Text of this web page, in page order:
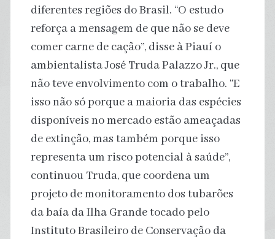
diferentes regiões do Brasil. “O estudo
reforça a mensagem de que não se deve
comer carne de cação”, disse à Piauí o
ambientalista José Truda Palazzo Jr., que
não teve envolvimento com o trabalho. “E
isso não só porque a maioria das espécies
disponíveis no mercado estão ameaçadas
de extinção, mas também porque isso
representa um risco potencial à saúde”,
continuou Truda, que coordena um
projeto de monitoramento dos tubarões
da baía da Ilha Grande tocado pelo
Instituto Brasileiro de Conservação da